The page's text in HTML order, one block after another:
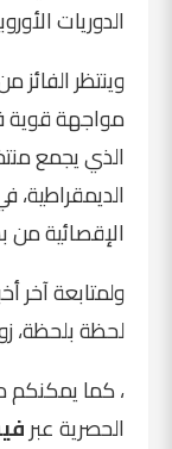
الدوريات
وينتظر
الذي يجمع
الديمقراطية،
الإقصائية من
لحظة بلحظة،
، كما يمكنكم
الحصرية عبر